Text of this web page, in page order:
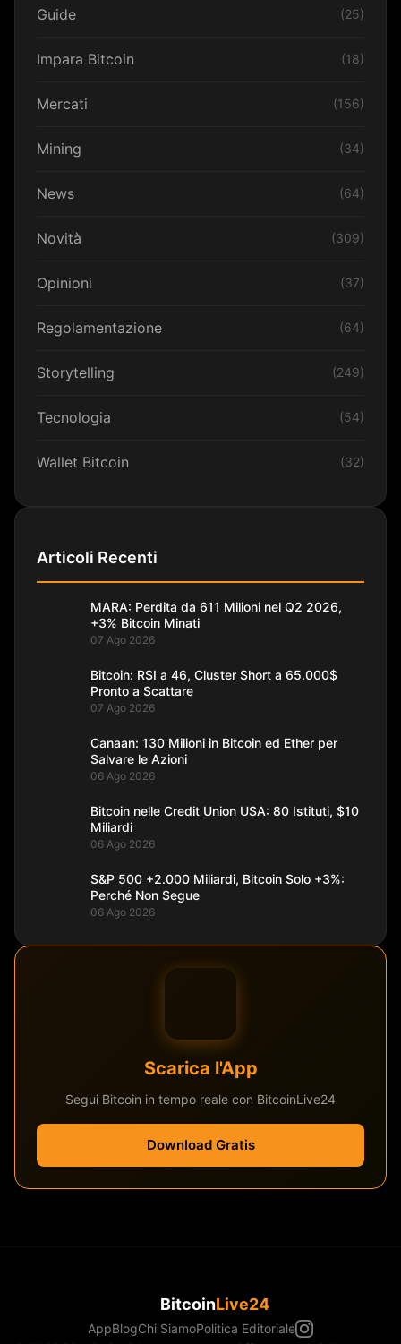
Guide (25)
Impara Bitcoin (18)
Mercati (156)
Mining (34)
News (64)
Novità (309)
Opinioni (37)
Regolamentazione (64)
Storytelling (249)
Tecnologia (54)
Wallet Bitcoin (32)
Articoli Recenti
MARA: Perdita da 611 Milioni nel Q2 2026,
+3% Bitcoin Minati
07 Ago 2026
Bitcoin: RSI a 46, Cluster Short a 65.000$
Pronto a Scattare
07 Ago 2026
Canaan: 130 Milioni in Bitcoin ed Ether per
Salvare le Azioni
06 Ago 2026
Bitcoin nelle Credit Union USA: 80 Istituti, $10
Miliardi
06 Ago 2026
S&P 500 +2.000 Miliardi, Bitcoin Solo +3%:
Perché Non Segue
06 Ago 2026
Scarica l'App
Segui Bitcoin in tempo reale con BitcoinLive24
Download Gratis
BitcoinLive24
AppBlogChi SiamoPolitica Editoriale